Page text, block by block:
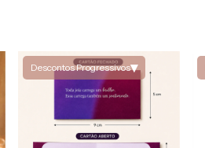
Descontos Progressivos▾